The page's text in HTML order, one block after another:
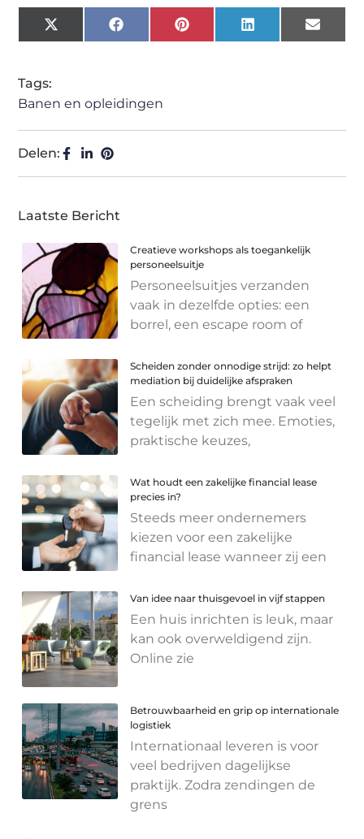
X
(Twitter)
FacebookPinterest LinkedIn Email
Tags:
Banen en opleidingen
Delen:
Laatste Bericht
Creatieve workshops als toegankelijk
personeelsuitje
Personeelsuitjes verzanden
vaak in dezelfde opties: een
borrel, een escape room of
Scheiden zonder onnodige strijd: zo helpt
mediation bij duidelijke afspraken
Een scheiding brengt vaak veel
tegelijk met zich mee. Emoties,
praktische keuzes,
Wat houdt een zakelijke financial lease
precies in?
Steeds meer ondernemers
kiezen voor een zakelijke
financial lease wanneer zij een
Van idee naar thuisgevoel in vijf stappen
Een huis inrichten is leuk, maar
kan ook overweldigend zijn.
Online zie
Betrouwbaarheid en grip op internationale
logistiek
Internationaal leveren is voor
veel bedrijven dagelijkse
praktijk. Zodra zendingen de
grens